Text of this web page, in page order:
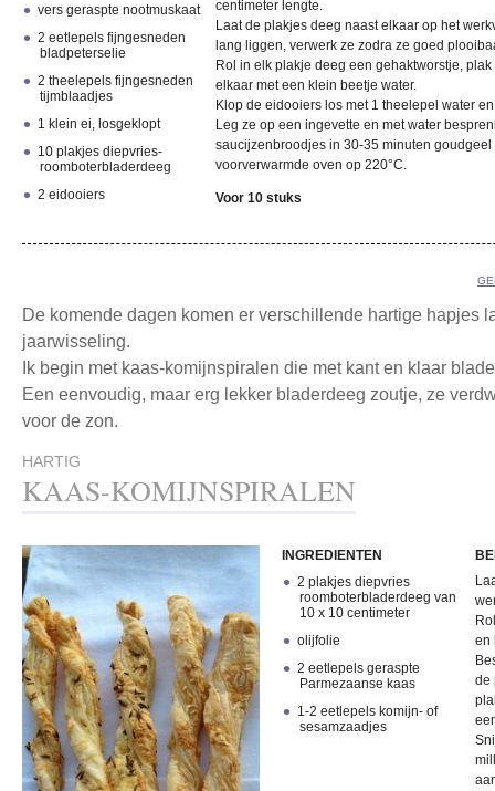
vers geraspte nootmuskaat
2 eetlepels fijngesneden
bladpeterselie
2 theelepels fijngesneden
tijmblaadjes
1 klein ei, losgeklopt
10 plakjes diepvries-
roomboterbladerdeeg
2 eidooiers
centimeter lengte.
Laat de plakjes deeg naast elkaar op het
lang liggen, verwerk ze zodra ze goed
Rol in elk plakje deeg een gehaktworstje,
elkaar met een klein beetje water.
Klop de eidooiers los met 1 theelepel water
Leg ze op een ingevette en met water
saucijzenbroodjes in 30-35 minuten
voorverwarmde oven op 220°C.
Voor 10 stuks
De komende dagen komen er verschillende hartige hapjes
jaarwisseling.
Ik begin met kaas-komijnspiralen die met kant en klaar
Een eenvoudig, maar erg lekker bladerdeeg zoutje, ze
voor de zon.
HARTIG
KAAS-KOMIJNSPIRALEN
INGREDIENTEN
2 plakjes diepvries
roomboterbladerdeeg van
10 x 10 centimeter
olijfolie
2 eetlepels geraspte
Parmezaanse kaas
1-2 eetlepels komijn- of
sesamzaadjes
en
de